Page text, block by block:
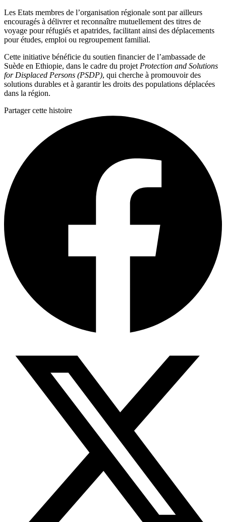
Les Etats membres de l’organisation régionale sont par ailleurs
encouragés à délivrer et reconnaître mutuellement des titres de
voyage pour réfugiés et apatrides, facilitant ainsi des déplacements
pour études, emploi ou regroupement familial.
Cette initiative bénéficie du soutien financier de l’ambassade de
Suède en Ethiopie, dans le cadre du projet Protection and Solutions
for Displaced Persons (PSDP), qui cherche à promouvoir des
solutions durables et à garantir les droits des populations déplacées
dans la région.
Partager cette histoire